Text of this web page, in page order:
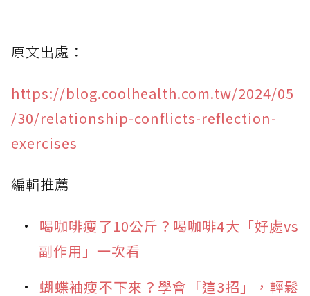
原文出處：
https://blog.coolhealth.com.tw/2024/05
/30/relationship-conflicts-reflection-
exercises
編輯推薦
喝咖啡瘦了10公斤？喝咖啡4大「好處vs
副作用」一次看
蝴蝶袖瘦不下來？學會「這3招」，輕鬆